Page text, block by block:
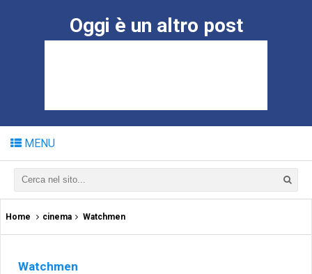
Oggi è un altro post
MENU
Home cinema Watchmen
Watchmen